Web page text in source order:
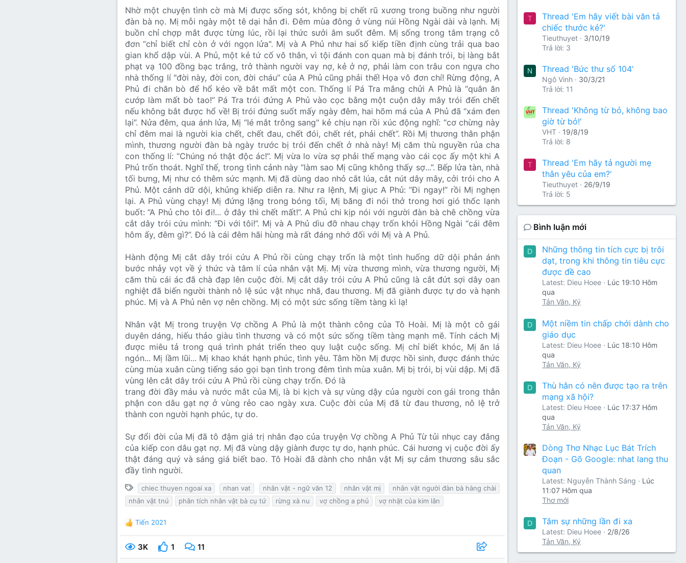
Nhờ một chuyện tình cờ mà Mị được sống sót, không bị chết rũ xương trong buồng như người
đàn bà nọ. Mị mỗi ngày một tê dại hẳn đi. Đêm mùa đông ở vùng núi Hồng Ngài dài và lạnh. Mị
buồn chỉ chợp mắt được từng lúc, rồi lại thức sưởi âm suốt đêm. Mị sống trong tâm trạng cô
đơn “chỉ biết chỉ còn ở với ngọn lửa". Mị và A Phủ như hai số kiếp tiền định cùng trải qua bao
gian khổ dập vùi. A Phủ, một kẻ tứ cố vô thân, vì tội đánh con quan mà bị đánh trói, bị làng bắt
phạt vạ 100 đồng bạc trắng, trở thành người vay nợ, kẻ ở nợ, phải làm con trâu con ngựa cho
nhà thống lí "đời này, đời con, đời cháu” của A Phủ cũng phải thế! Họa vô đơn chí! Rừng động, A
Phủ đi chăn bò để hổ kéo về bắt mất một con. Thống lí Pá Tra mắng chửi A Phủ là “quân ăn
cướp làm mất bò tao!” Pá Tra trói đứng A Phủ vào cọc bằng một cuộn dây mây trói đến chết
nếu không bắt được hổ về! Bị trói đứng suốt mấy ngày đêm, hai hõm má của A Phủ đã “xám đen
lại”. Nửa đêm, qua ánh lửa, Mị “lé mắt trông sang" kẻ chịu nạn rồi xúc động nghĩ: “cơ chừng này
chỉ đêm mai là người kia chết, chết đau, chết đói, chết rét, phải chết”. Rồi Mị thương thân phận
mình, thương người đàn bà ngày trước bị trói đến chết ở nhà này! Mị căm thù nguyền rủa cha
con thống lí: “Chúng nó thật độc ác!”. Mị vừa lo vừa sợ phải thế mạng vào cái cọc ấy một khi A
Phủ trốn thoát. Nghĩ thế, trong tình cảnh này “làm sao Mị cũng không thấy sợ...”. Bếp lửa tàn, nhà
tối bưng, Mị như có thêm sức mạnh. Mị đã dùng dao nhỏ cắt lúa, cắt nút dây mây, cởi trói cho A
Phủ. Một cảnh dữ dội, khủng khiếp diễn ra. Như ra lệnh, Mị giục A Phủ: “Đi ngay!” rồi Mị nghẹn
lại. A Phủ vùng chạy! Mị đứng lặng trong bóng tối, Mị băng đi nói thở trong hơi gió thốc lạnh
buốt: “A Phủ cho tôi đi!... ở đây thì chết mất!”. A Phủ chi kịp nói với người đàn bà chê chồng vừa
cắt dây trói cứu mình: “Đi với tôi!”. Mị và A Phủ dìu đỡ nhau chạy trốn khỏi Hồng Ngài “cái đêm
hôm ấy, đêm gì?”. Đó là cái đêm hãi hùng mà rất đáng nhớ đối với Mị và A Phủ.
Hành động Mị cắt dây trói cứu A Phủ rồi cùng chạy trốn là một tình huống dữ dội phản ánh
bước nhảy vọt về ý thức và tâm lí của nhân vật Mị. Mị vừa thương mình, vừa thương người, Mị
căm thù cái ác đã chà đạp lên cuộc đời. Mị cắt dây trói cứu A Phủ cũng là cắt đứt sợi dây oan
nghiệt đã biến người thành nô lệ súc vật nhục nhã, đau thương. Mị đã giành được tự do và hạnh
phúc. Mị và A Phủ nên vợ nên chồng. Mị có một sức sống tiềm tàng kì lạ!
Nhân vật Mị trong truyện Vợ chồng A Phủ là một thành công của Tô Hoài. Mị là một cô gái
duyên dáng, hiếu thảo giàu tình thương và có một sức sống tiềm tàng mạnh mẽ. Tính cách Mị
được miêu tả trong quá trình phát triển theo quy luật cuộc sống. Mị chỉ biết khóc, Mị ăn lá
ngón... Mị lầm lũi... Mị khao khát hạnh phúc, tình yêu. Tâm hồn Mị được hồi sinh, được đánh thức
cùng mùa xuân cùng tiếng sáo gọi bạn tình trong đêm tình mùa xuân. Mị bị trói, bị vùi dập. Mị đã
vùng lên cắt dây trói cứu A Phủ rồi cùng chạy trốn. Đó là
trang đời đầy máu và nước mắt của Mị, là bi kịch và sự vùng dậy của người con gái trong thân
phận con dâu gạt nợ ở vùng rẻo cao ngày xưa. Cuộc đời của Mị đã từ đau thương, nô lệ trở
thành con người hạnh phúc, tự do.
Sự đổi đời của Mị đã tô đậm giá trị nhân đạo của truyện Vợ chồng A Phủ Từ tủi nhục cay đắng
của kiếp con dâu gạt nợ. Mị đã vùng dậy giành được tự do, hạnh phúc. Cái hương vị cuộc đời ấy
thật đáng quý và sáng giá biết bao. Tô Hoài đã dành cho nhân vật Mị sự cảm thương sâu sắc
đầy tình người.
T
ừ
k
h
a
chiec thuyen ngoai xa nhan vat nhân vật - ngữ văn 12 nhân vật mị
nhân vật người đàn bà hàng chài
nhân vật tnú
phân tích nhân vật bà cụ tứ rừng xà nu vợ chồng a phủ vợ nhặt của kim lân
R
e
a
Tiến 2021
3K 1 11
T
Thread 'Em hãy viết bài văn tả
chiếc thước kẻ?'
Tieuthuyet
3/10/19
Trả lời: 3
N Thread 'Bức thư số 104'
Ngô Vinh
30/3/21
Trả lời: 11
Thread 'Không từ bỏ, không bao
giờ từ bỏ!'
VHT
19/8/19
Trả lời: 8
T
Thread 'Em hãy tả người mẹ
thân yêu của em?'
Tieuthuyet
26/9/19
Trả lời: 5
Bình luận mới
D
Những thông tin tích cực bị trôi
dạt, trong khi thông tin tiêu cực
được đề cao
Latest: Dieu Hoee
Lúc 19:10 Hôm
qua
Tản Văn, Ký
D
Một niềm tin chấp chới dành cho
giáo dục
Latest: Dieu Hoee
Lúc 18:10 Hôm
qua
Tản Văn, Ký
D
Thù hằn có nên được tạo ra trên
mạng xã hội?
Latest: Dieu Hoee
Lúc 17:37 Hôm
qua
Tản Văn, Ký
Dòng Thơ Nhạc Lục Bát Trích
Đoạn - Gõ Google: nhat lang thu
quan
Latest: Nguyễn Thành Sáng
Lúc
11:07 Hôm qua
Thơ mới
D Tâm sự những lần đi xa
Latest: Dieu Hoee
2/8/26
Tản Văn, Ký